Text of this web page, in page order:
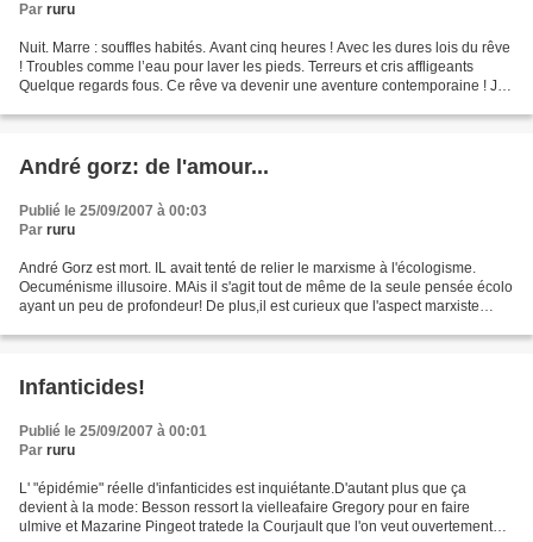
Par ruru
Nuit. Marre : souffles habités. Avant cinq heures ! Avec les dures lois du rêve
! Troubles comme l’eau pour laver les pieds. Terreurs et cris affligeants
Quelque regards fous. Ce rêve va devenir une aventure contemporaine ! Je
André gorz: de l'amour...
Publié le 25/09/2007 à 00:03
Par ruru
André Gorz est mort. IL avait tenté de relier le marxisme à l'écologisme.
Oecuménisme illusoire. MAis il s'agit tout de même de la seule pensée écolo
ayant un peu de profondeur! De plus,il est curieux que l'aspect marxiste
Infanticides!
Publié le 25/09/2007 à 00:01
Par ruru
L' "épidémie" réelle d'infanticides est inquiétante.D'autant plus que ça
devient à la mode: Besson ressort la vielleafaire Gregory pour en faire
ulmive et Mazarine Pingeot tratede la Courjault que l'on veut ouvertement